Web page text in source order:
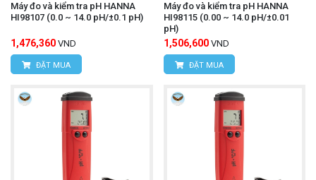
Máy đo và kiểm tra pH HANNA
HI98107 (0.0 ~ 14.0 pH/±0.1 pH)
1,476,360 VND
ĐẶT MUA
Máy đo và kiểm tra pH HANNA
HI98115 (0.00 ~ 14.0 pH/±0.01
pH)
1,506,600 VND
ĐẶT MUA